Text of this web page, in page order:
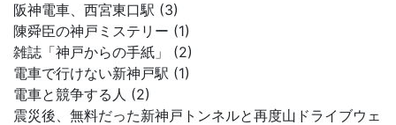
阪神電車、西宮東口駅 (3)
陳舜臣の神戸ミステリー (1)
雑誌「神戸からの手紙」 (2)
電車で行けない新神戸駅 (1)
電車と競争する人 (2)
震災後、無料だった新神戸トンネルと再度山ドライブウェ